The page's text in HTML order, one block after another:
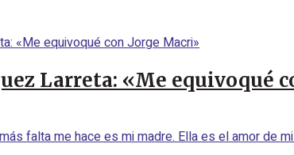
Larreta: «Me equivoqué